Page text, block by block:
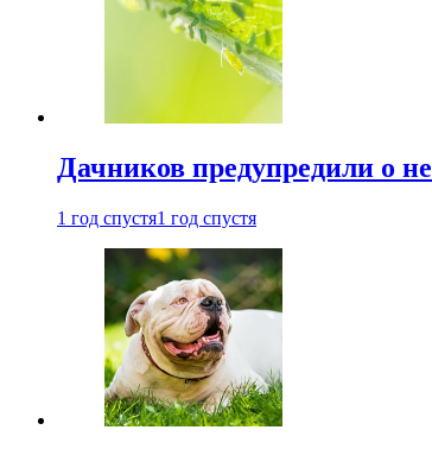
Дачников предупредили о
1 год спустя1 год спустя